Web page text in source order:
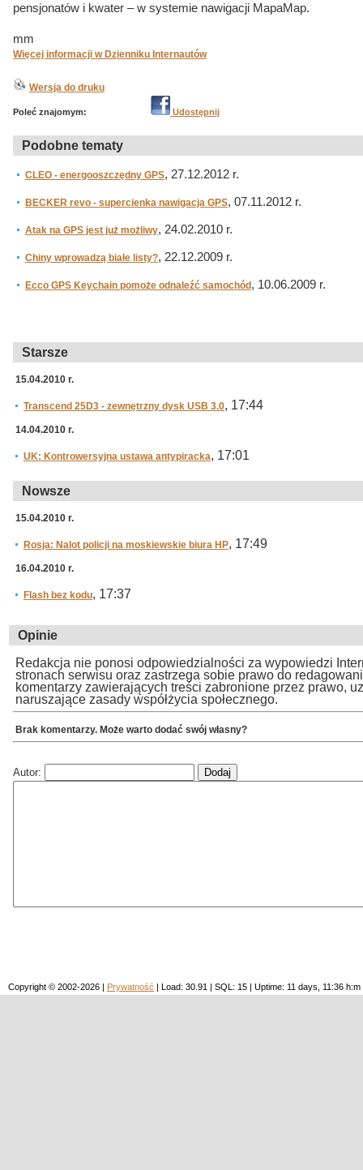
pensjonatów i kwater – w systemie nawigacji MapaMap.
mm
Więcej informacji w Dzienniku Internautów
Wersja do druku
Poleć znajomym: Udostępnij
Podobne tematy
CLEO - energooszczędny GPS, 27.12.2012 r.
BECKER revo - supercienka nawigacja GPS, 07.11.2012 r.
Atak na GPS jest już możliwy, 24.02.2010 r.
Chiny wprowadzą białe listy?, 22.12.2009 r.
Ecco GPS Keychain pomoże odnaleźć samochód , 10.06.2009 r.
Starsze
15.04.2010 r.
Transcend 25D3 - zewnętrzny dysk USB 3.0, 17:44
14.04.2010 r.
UK: Kontrowersyjna ustawa antypiracka, 17:01
Nowsze
15.04.2010 r.
Rosja: Nalot policji na moskiewskie biura HP, 17:49
16.04.2010 r.
Flash bez kodu, 17:37
Opinie
Redakcja nie ponosi odpowiedzialności za wypowiedzi
stronach serwisu oraz zastrzega sobie prawo do
komentarzy zawierających treści zabronione przez prawo,
naruszające zasady współżycia społecznego.
Brak komentarzy. Może warto dodać swój własny?
Autor:
Copyright © 2002-2026 | Prywatność | Load: 30.91 | SQL: 15 | Uptime: 11 days, 11:36